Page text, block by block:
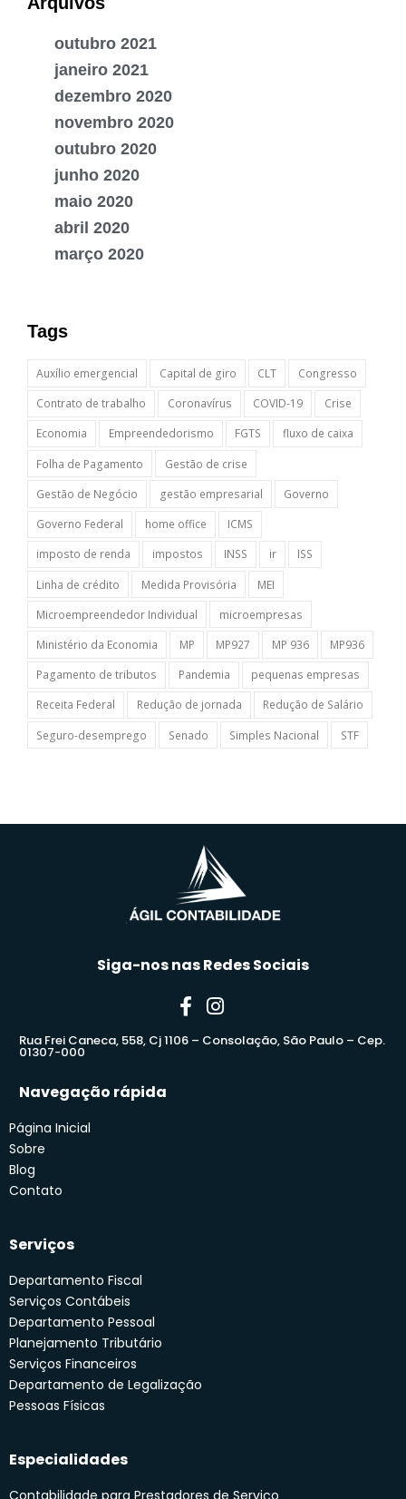
outubro 2021
janeiro 2021
dezembro 2020
novembro 2020
outubro 2020
junho 2020
maio 2020
abril 2020
março 2020
Tags
Auxílio emergencial Capital de giro CLT
Congresso
Contrato de trabalho
Coronavírus COVID-19
Crise
Economia
Empreendedorismo FGTS
fluxo de caixa
Folha de Pagamento
Gestão de crise
Gestão de Negócio
gestão empresarial
Governo
Governo Federal
home office
ICMS
imposto de renda
impostos INSS ir
ISS
Linha de crédito
Medida Provisória
MEI
Microempreendedor Individual
microempresas
Ministério da Economia
MP MP927 MP 936
MP936
Pagamento de tributos
Pandemia
pequenas empresas
Receita Federal
Redução de jornada
Redução de Salário
Seguro-desemprego
Senado Simples Nacional STF
Siga-nos nas Redes Sociais
Rua Frei Caneca, 558, Cj 1106 – Consolação, São Paulo – Cep.
01307-000
Navegação rápida
Página Inicial
Sobre
Blog
Contato
Serviços
Departamento Fiscal
Serviços Contábeis
Departamento Pessoal
Planejamento Tributário
Serviços Financeiros
Departamento de Legalização
Pessoas Físicas
Especialidades